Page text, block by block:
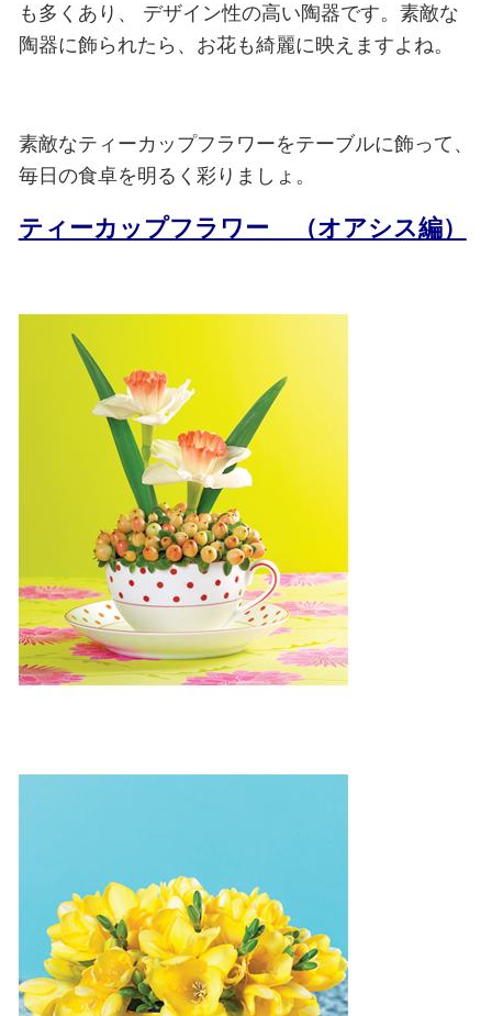
も多くあり、
デザイン性の高い陶器です。素敵な
陶器に飾られたら、お花も綺麗に映えますよね。
素敵なティーカップフラワーをテーブルに飾って、
毎日の食卓を明るく彩りましょ。
ティーカップフラワー （オアシス編）